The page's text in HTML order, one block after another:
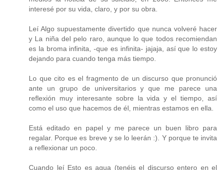
interesé por su vida, claro, y por su obra.
Leí Algo supuestamente divertido que nunca volveré hacer
y La niña del pelo raro, aunque lo que todos recomiendan
es la broma infinita, -que es infinita- jajaja, así que lo estoy
dejando para cuando tenga más tiempo.
Lo que cito es el fragmento de un discurso que pronunció
ante un grupo de universitarios y que me parece una
reflexión muy interesante sobre la vida y el tiempo, así
como el uso que hacemos de él, mientras estamos en ella.
Está editado en papel y me parece un buen libro para
regalar. Porque es breve y se lo leerán :). Y porque te invita
a reflexionar un poco.
Cuando leí Esto es agua (tenéis el discurso entero en el